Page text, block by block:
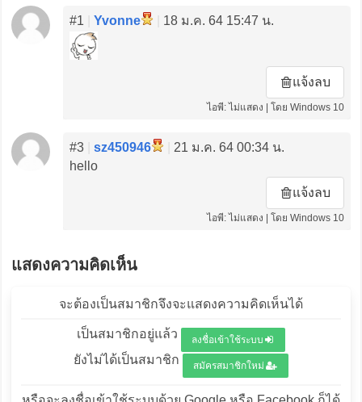
#1 Yvonne 18 ม.ค. 64 15:47 น.
แจ้งลบ
ไอพี: ไม่แสดง | โดย Windows 10
#3 sz450946
21 ม.ค. 64 00:34 น.
hello
แจ้งลบ
ไอพี: ไม่แสดง | โดย Windows 10
แสดงความคิดเห็น
จะต้องเป็นสมาชิกจึงจะแสดงความคิดเห็นได้
เป็นสมาชิกอยู่แล้ว ลงชื่อเข้าใช้ระบบ
ยังไม่ได้เป็นสมาชิก สมัครสมาชิกใหม่